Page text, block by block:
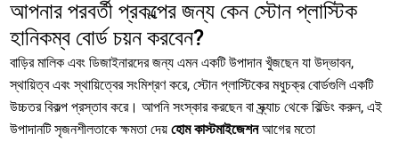
আপনার পরবর্তী প্রকল্পের জন্য কেন স্টোন প্লাস্টিক
হানিকম্ব বোর্ড চয়ন করবেন?
বাড়ির মালিক এবং ডিজাইনারদের জন্য এমন একটি উপাদান খুঁজছেন যা উদ্ভাবন,
স্থায়িত্ব এবং স্থায়িত্বের সংমিশ্রণ করে, স্টোন প্লাস্টিকের মধুচক্র বোর্ডগুলি একটি
উচ্চতর বিকল্প প্রস্তাব করে। আপনি সংস্কার করছেন বা স্ক্র্যাচ থেকে বিল্ডিং করুন, এই
উপাদানটি সৃজনশীলতাকে ক্ষমতা দেয়হোম কাস্টমাইজেশনআগের মতো